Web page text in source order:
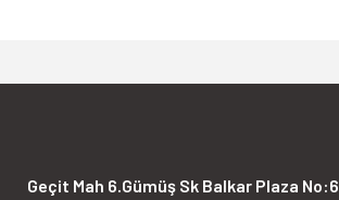
Geçit Mah 6.Gümüş Sk Balkar Plaza No:6